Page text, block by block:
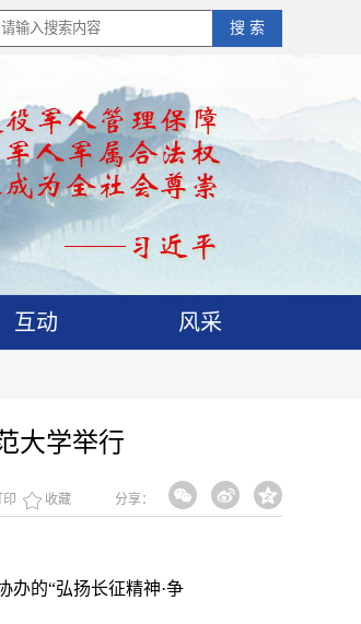
搜 索
互动 风采
大学举行
分享：
印 收藏
办的“弘扬长征精神·争